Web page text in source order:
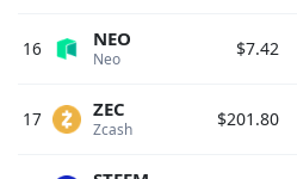
16 Neo
NEO $7.42
17 Zcash
ZEC $201.80